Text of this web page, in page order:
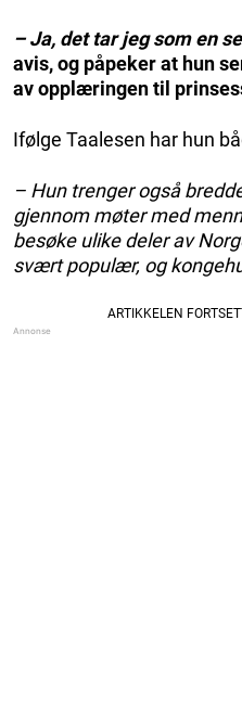
– Ja, det tar jeg som en
avis, og påpeker at hun
av opplæringen til
Ifølge Taalesen har hun
– Hun trenger også
gjennom møter med
besøke ulike deler av
svært populær, og